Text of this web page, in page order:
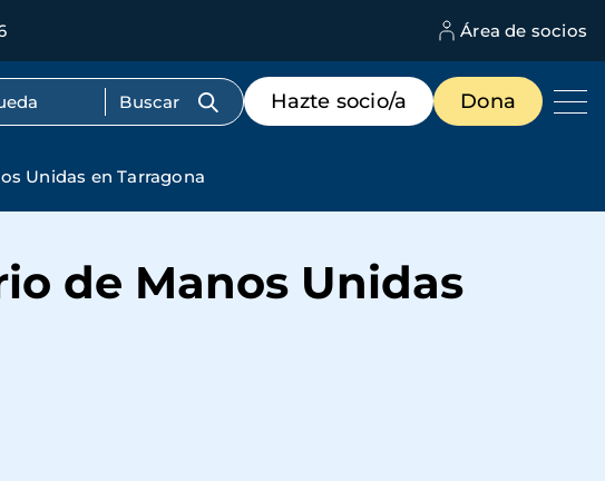
Área de socios
Menú
de
destacados
Hazte socio/a Dona
Unidas en Tarragona
de Manos Unidas